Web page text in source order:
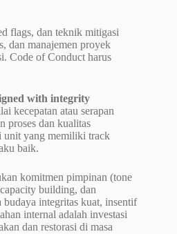
flags, dan teknik mitigasi
dan manajemen proyek
Code of Conduct harus
with integrity
kecepatan atau serapan
proses dan kualitas
unit yang memiliki track
baik.
komitmen pimpinan (tone
building, dan
integritas kuat, insentif
internal adalah investasi
dan restorasi di masa